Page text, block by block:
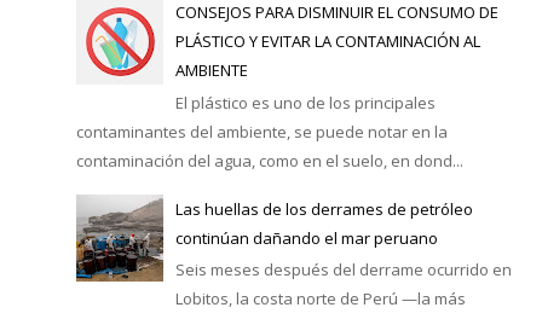
CONSEJOS PARA DISMINUIR EL CONSUMO DE
PLÁSTICO Y EVITAR LA CONTAMINACIÓN AL
AMBIENTE
El plástico es uno de los principales
contaminantes del ambiente, se puede notar en la
contaminación del agua, como en el suelo, en dond...
Las huellas de los derrames de petróleo
continúan dañando el mar peruano
Seis meses después del derrame ocurrido en
Lobitos, la costa norte de Perú —la más